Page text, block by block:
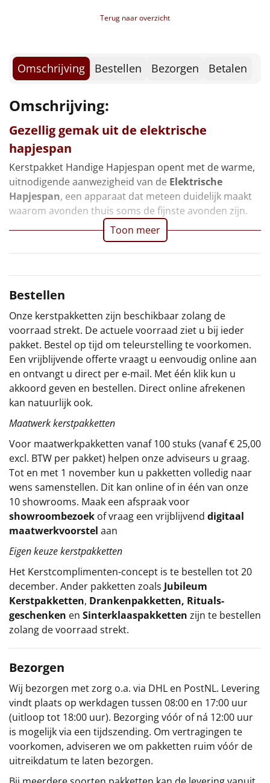
Noodradio NIEUW
Alle artikelen
Overige
Ideeën
Personeel
Doe het zelf
Particulier
Kerstgeschenken 2026
Relatiegeschenken
Cadeaubon
Per stuk
Alle overige
Terug naar overzicht
Omschrijving Bestellen Bezorgen Betalen
Omschrijving:
Gezellig gemak uit de elektrische
hapjespan
Kerstpakket Handige Hapjespan opent met de warme,
uitnodigende aanwezigheid van de Elektrische
Hapjespan, een apparaat dat meteen duidelijk maakt
waarom avonden thuis soms de fijnste avonden zijn.
Toon meer
Bestellen
Onze kerstpakketten zijn beschikbaar zolang de
voorraad strekt. De actuele voorraad ziet u bij ieder
pakket. Bestel op tijd om teleurstelling te voorkomen.
Een vrijblijvende offerte vraagt u eenvoudig online aan
en ontvangt u direct per e-mail. Met één klik kun u
akkoord geven en bestellen. Direct online afrekenen
kan natuurlijk ook.
Maatwerk kerstpakketten
Voor maatwerkpakketten vanaf 100 stuks (vanaf € 25,00
excl. BTW per pakket) helpen onze adviseurs u graag.
Tot en met 1 november kun u pakketten volledig naar
wens samenstellen. Dit kan online of in één van onze
10 showrooms. Maak een afspraak voor
showroombezoek of vraag een vrijblijvend digitaal
maatwerkvoorstel aan
Eigen keuze kerstpakketten
Het Kerstcomplimenten-concept is te bestellen tot 20
december. Ander pakketten zoals Jubileum
Kerstpakketten, Drankenpakketten, Rituals-
geschenken en Sinterklaaspakketten zijn te bestellen
zolang de voorraad strekt.
Bezorgen
Wij bezorgen met zorg o.a. via DHL en PostNL. Levering
vindt plaats op werkdagen tussen 08:00 en 17:00 uur
(uitloop tot 18:00 uur). Bezorging vóór of ná 12:00 uur
is mogelijk via een tijdszending. Om vertragingen te
voorkomen, adviseren we om pakketten ruim vóór de
uitreikdatum te laten bezorgen.